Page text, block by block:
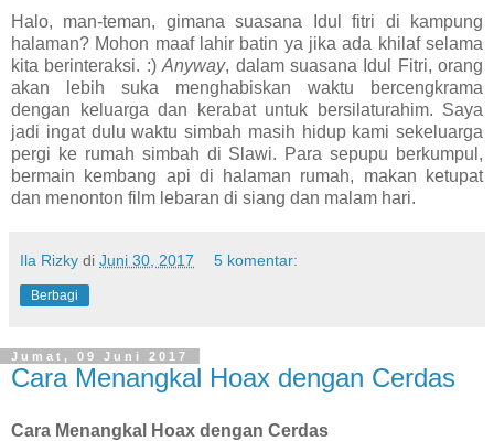
Halo, man-teman, gimana suasana Idul fitri di kampung
halaman? Mohon maaf lahir batin ya jika ada khilaf selama
kita berinteraksi. :)Anyway, dalam suasana Idul Fitri, orang
akan lebih suka menghabiskan waktu bercengkrama
dengan keluarga dan kerabat untuk bersilaturahim. Saya
jadi ingat dulu waktu simbah masih hidup kami sekeluarga
pergi ke rumah simbah di Slawi. Para sepupu berkumpul,
bermain kembang api di halaman rumah, makan ketupat
dan menonton film lebaran di siang dan malam hari.
Ila Rizky di Juni 30, 2017 5 komentar:
Berbagi
Jumat, 09 Juni 2017
Cara Menangkal Hoax dengan Cerdas
Cara Menangkal Hoax dengan Cerdas